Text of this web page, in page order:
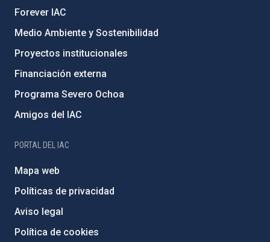
Forever IAC
Medio Ambiente y Sostenibilidad
Proyectos institucionales
Financiación externa
Programa Severo Ochoa
Amigos del IAC
PORTAL DEL IAC
Mapa web
Políticas de privacidad
Aviso legal
Política de cookies